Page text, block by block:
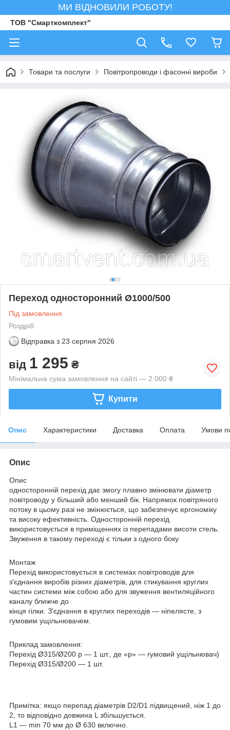
МИ ВІДНОВИЛИ РОБОТУ!
ТОВ "Смарткомплект"
Товари та послуги Повітропроводи і фасонні вироби
Переход односторонний Ø1000/500
Під замовлення
Роздріб
Відправка з 23 серпня 2026
від 1 295 ₴
Мінімальна сума замовлення на сайті — 2 000 ₴
Купити
Опис Характеристики Доставка Оплата Умови
Опис
Опис
односторонній перехід дає змогу плавно змінювати діаметр
повітроводу у більший або менший бік. Напрямок повітряного
потоку в цьому разі не змінюється, що забезпечує ергономіку
та високу ефективність. Односторонній перехід
використовується в приміщеннях із перепадами висоти стель.
Звуження в такому переході є тільки з одного боку.
Монтаж
Перехід використовується в системах повітроводів для
з'єднання виробів різних діаметрів, для стикування круглих
частин системи між собою або для звуження вентиляційного
каналу ближче до
кінця гілки. З'єднання в круглих переходів — ніпелясте, з
гумовим ущільнювачем.
Приклад замовлення:
Перехід Ø315/Ø200 р — 1 шт., де «р» — гумовий ущільнювач)
Перехід Ø315/Ø200 — 1 шт.
Примітка: якщо перепад діаметрів D2/D1 підвищений, ніж 1 до
2, то відповідно довжина L збільшується.
L1 — min 70 мм до Ø 630 включно.